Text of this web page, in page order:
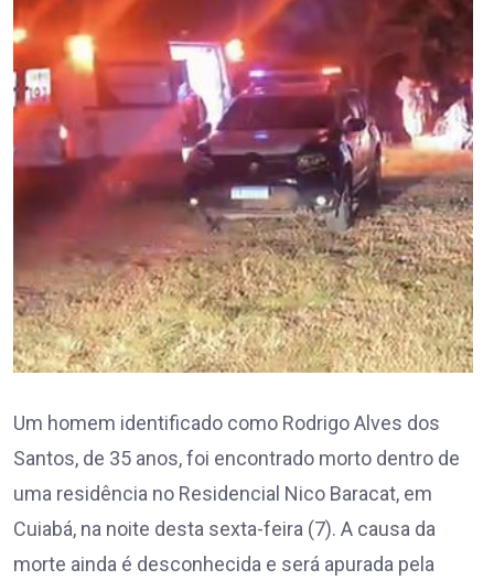
Um homem identificado como Rodrigo Alves dos
Santos, de 35 anos, foi encontrado morto dentro de
uma residência no Residencial Nico Baracat, em
Cuiabá, na noite desta sexta-feira (7). A causa da
morte ainda é desconhecida e será apurada pela